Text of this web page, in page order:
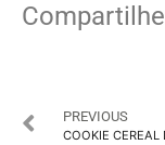
Compartilhe
PREVIOUS